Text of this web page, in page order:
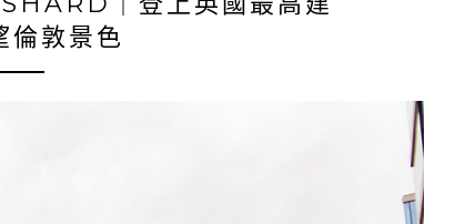
倫敦景色